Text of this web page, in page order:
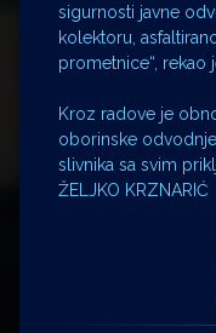
sigurnosti javne
kolektoru,
prometnice“, rekao
Kroz radove je
oborinske
slivnika sa svim
ŽELJKO KRZNARIĆ